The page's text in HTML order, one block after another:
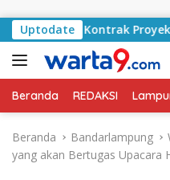
Uptodate
Kontrak Proyek Sudah
Beranda REDAKSI
Beranda Bandarlampung
yang akan Bertugas Upacara